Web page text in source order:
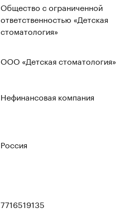
Общество с ограниченной
ответственностью «Детская
стоматология»
ООО «Детская стоматология»
Нефинансовая компания
Россия
7716519135